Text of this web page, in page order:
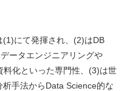
にて発揮され、(2)はDB
ータエンジニアリングや
化といった専門性、(3)は世
手法からData Science的な